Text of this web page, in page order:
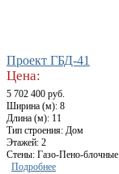
Проект ГБД-41
Цена:
5 702 400 руб.
Ширина (м): 8
Длина (м): 11
Тип строения: Дом
Этажей: 2
Стены: Газо-Пено-блочные
Подробнее